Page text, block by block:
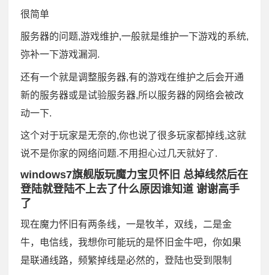
很简单
服务器的问题,游戏维护,一般就是维护一下游戏的系统,
弥补一下游戏漏洞.
还有一个就是调整服务器,有的游戏在维护之后会开通
新的服务器或是试验服务器,所以服务器的网络会被改
动一下.
这个对于玩家是无奈的,你也说了很多玩家都掉线,这就
说不是你家的网络问题.不用担心过几天就好了.
windows7旗舰版玩魔力宝贝怀旧 总掉线然后在
登陆就登陆不上去了什么原因谁知道 谢谢高手
了
现在魔力怀旧有两条线，一是牧羊，双线，二是金
牛，电信线，我想你可能玩的是怀旧金牛吧，你如果
是联通线路，频繁掉线是必然的，登陆也受到限制